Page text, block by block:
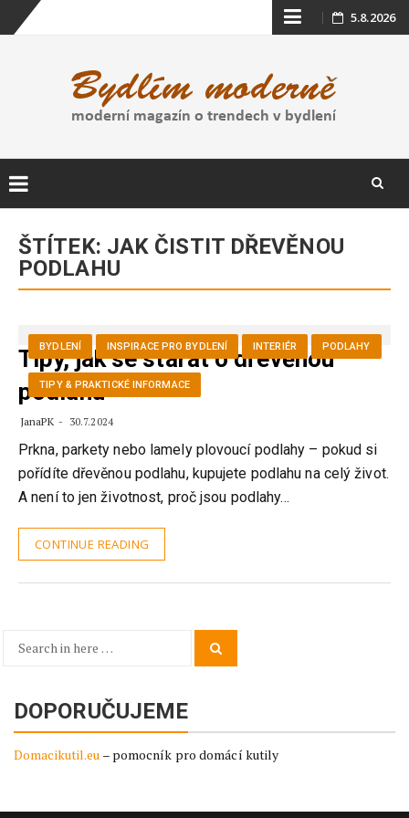
Skip
content
5.8.2026
content
ŠTÍTEK: JAK ČISTIT DŘEVĚNOU
PODLAHU
BYDLENÍ INSPIRACE PRO BYDLENÍ INTERIÉR PODLAHY
TIPY & PRAKTICKÉ INFORMACE
Tipy, jak se starat o dřevěnou
podlahu
JanaPK 30.7.2024
Prkna, parkety nebo lamely plovoucí podlahy – pokud si
pořídíte dřevěnou podlahu, kupujete podlahu na celý život.
A není to jen životnost, proč jsou podlahy…
CONTINUE READING
Search
DOPORUČUJEME
Domacikutil.eu – pomocník pro domácí kutily